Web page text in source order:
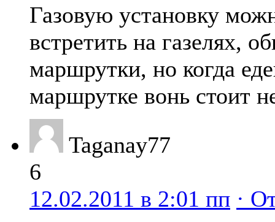
Газовую установку
встретить на газелях,
маршрутки, но когда
маршрутке вонь стоит
Taganay77
6
12.02.2011 в 2:01 пп ·